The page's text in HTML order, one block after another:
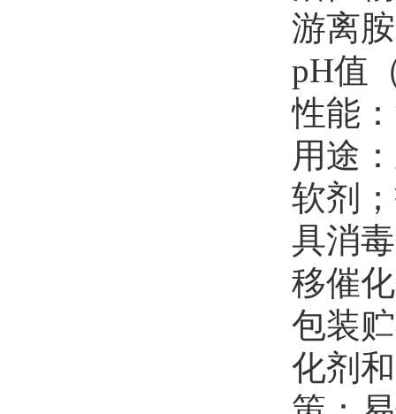
游离
pH值
性能
用途
软剂
具消
移催
包装
化剂